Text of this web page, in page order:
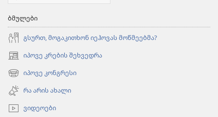
ბმულები
გსურთ, მოგაკითხონ იეჰოვას მოწმეებმა?
იპოვე კრების შეხვედრა
(გაიხსნება
ახალი
ფანჯარა)
იპოვე კონგრესი
(გაიხსნება
ახალი
ფანჯარა)
რა არის ახალი
ვიდეოები